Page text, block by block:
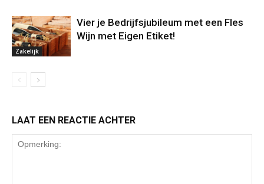
Zakelijk
Vier je Bedrijfsjubileum met een Fles
Wijn met Eigen Etiket!
LAAT EEN REACTIE ACHTER